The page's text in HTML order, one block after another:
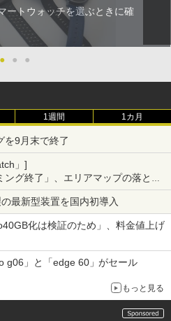
ートウォッチを選ぶときに確
● ● ●
1週間 1カ月
を9月末で終了
」]
グ終了」、エリアマップの落とし
最新型装置を国内初導入
化は検証のため」、料金値上げ
g06」と「edge 60」がセール
もっと見る